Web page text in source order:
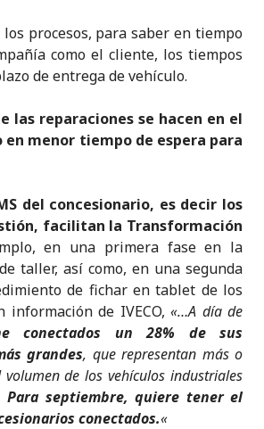
procesos, para saber en tiempo
como el cliente, los tiempos
de entrega de vehículo.
las reparaciones se hacen en el
en menor tiempo de espera para
del concesionario, es decir los
facilitan la Transformación
en una primera fase en la
taller, así como, en una segunda
de fichar en tablet de los
información de IVECO,«…A día de
conectados un 28% de sus
grandes, que representan más o
de los vehículos industriales
Para septiembre, quiere tener el
conectados.«